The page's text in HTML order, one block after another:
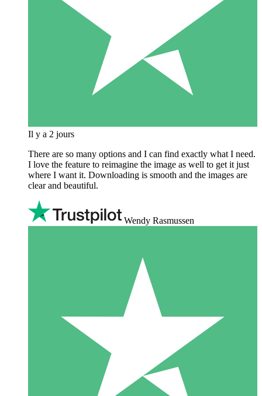
Il y a 2 jours
There are so many options and I can find exactly what I need.
I love the feature to reimagine the image as well to get it just
where I want it. Downloading is smooth and the images are
clear and beautiful.
Wendy Rasmussen